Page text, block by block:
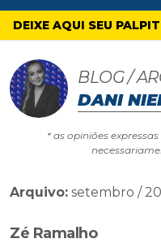
4oito
DEIXE AQUI SEU
BLOG /
DANI
* as opiniões
Arquivo: setembro /
Zé Ramalho